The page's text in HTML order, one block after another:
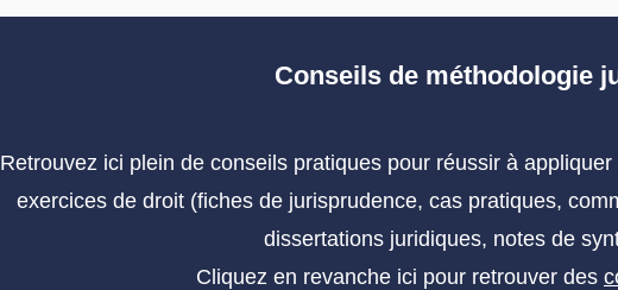
Conseils de méthodologie
Retrouvez ici plein de conseils pratiques pour réussir à
exercices de droit (fiches de jurisprudence, cas pratiques,
dissertations juridiques, notes de
Cliquez en revanche ici pour retrouver des